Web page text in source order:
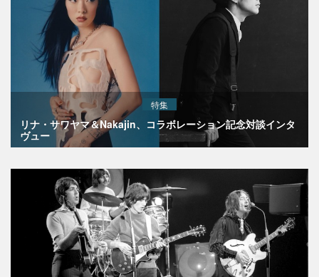
特集
リナ・サワヤマ＆Nakajin、コラボレーション記念対談インタ
ヴュー